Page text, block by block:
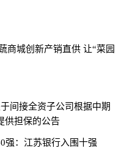
商城创新产销直供 让“菜园
间接全资子公司根据中期
供担保的公告
强：江苏银行入围十强